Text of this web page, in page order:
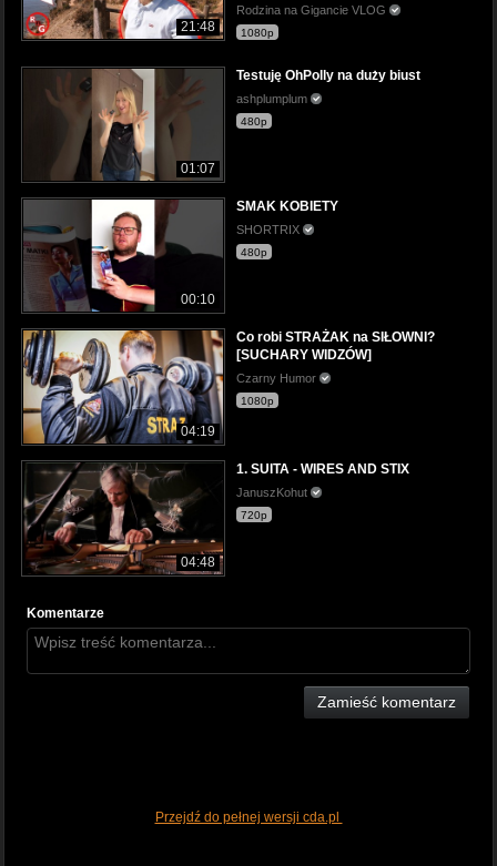
21:48
Rodzina na Gigancie VLOG
1080p
01:07
Testuję OhPolly na duży biust
ashplumplum
480p
00:10
SMAK KOBIETY
SHORTRIX
480p
04:19
Co robi STRAŻAK na SIŁOWNI?
[SUCHARY WIDZÓW]
Czarny Humor
1080p
04:48
1. SUITA - WIRES AND STIX
JanuszKohut
720p
Komentarze
Zamieść komentarz
Przejdź do pełnej wersji cda.pl